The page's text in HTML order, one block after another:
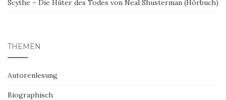
Scythe – Die Hüter des Todes von Neal Shusterman (Hörbuch)
THEMEN
Autorenlesung
Biographisch